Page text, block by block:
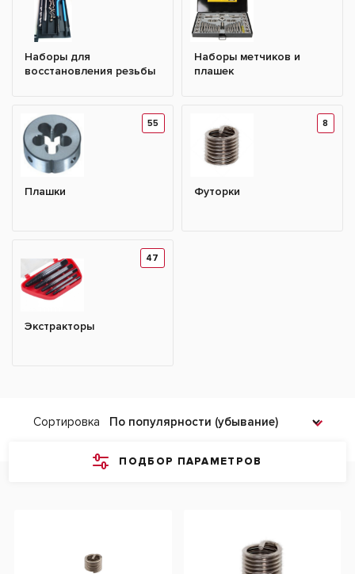
Наборы для
восстановления резьбы
Наборы метчиков и
плашек
55
Плашки
8
Футорки
47
Экстракторы
ПОДБОР ПАРАМЕТРОВ
Сортировка